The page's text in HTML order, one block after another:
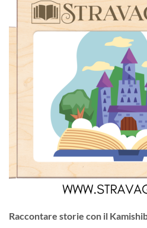
Raccontare storie con il